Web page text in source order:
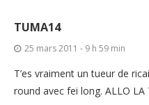
TUMA14
25 mars 2011 - 9 h 59 min
T’es vraiment un tueur de
round avec fei long. ALLO LA